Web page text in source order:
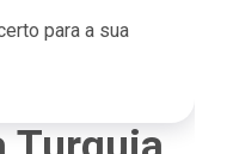
para a sua